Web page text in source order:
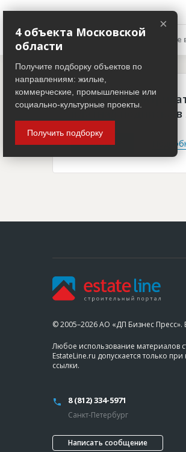
Описание объекта
Чтобы
платная подписка
Войти
© 2005–2026 АО «ДП Бизнес
Любое использование материалов
EstateLine.ru допускается только
ссылки.
8 (812) 334-5971
Санкт-Петербург
Написать сообщение
×
4 объекта Московской
области
Получите подборку объектов по
направлениям: жилые,
коммерческие, промышленные или
социально-культурные проекты.
Получить подборку